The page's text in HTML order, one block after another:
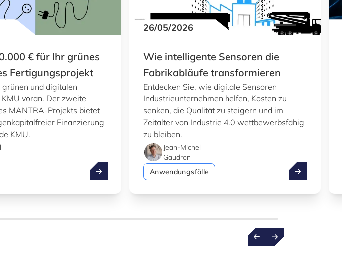
€ für Ihr grünes
Fertigungsprojekt
grünen und digitalen
voran. Der zweite
MANTRA-Projekts bietet
Finanzierung
KMU.
MANTRA: 50.000 € für Ihr grünes oder digitales Fertigungsprojekt
26/05/2026
Wie intelligente Sensoren die
Fabrikabläufe transformieren
Entdecken Sie, wie digitale Sensoren
Industrieunternehmen helfen, Kosten zu
senken, die Qualität zu steigern und im
Zeitalter von Industrie 4.0 wettbewerbsfähig
zu bleiben.
Jean-Michel
Gaudron
Anwendungsfälle
Wie